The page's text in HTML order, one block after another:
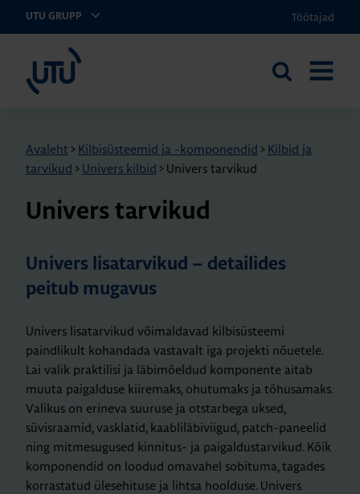
UTU GRUPP Töötajad
Otsi
Avaleht > Kilbisüsteemid ja -komponendid > Kilbid ja
tarvikud > Univers kilbid > Univers tarvikud
Uni­vers tar­vi­kud
Univers lisatarvikud – detailides
peitub mugavus
Univers lisatarvikud võimaldavad kilbisüsteemi
paindlikult kohandada vastavalt iga projekti nõuetele.
Lai valik praktilisi ja läbimõeldud komponente aitab
muuta paigalduse kiiremaks, ohutumaks ja tõhusamaks.
Valikus on erineva suuruse ja otstarbega uksed,
süvisraamid, vasklatid, kaabliläbiviigud, patch-paneelid
ning mitmesugused kinnitus- ja paigaldustarvikud. Kõik
komponendid on loodud omavahel sobituma, tagades
korrastatud ülesehituse ja lihtsa hoolduse. Univers